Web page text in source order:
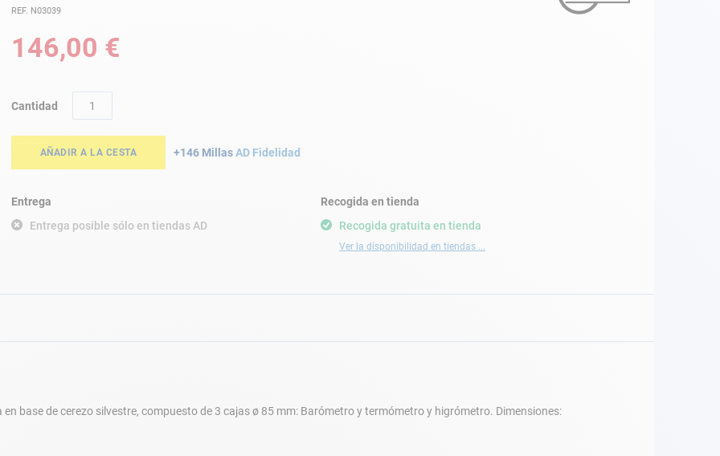
REF. N03039
146,00 €
Cantidad
AÑADIR A LA CESTA +146 MillasAD Fidelidad
Entrega
Entrega posible sólo en tiendas AD
Recogida gratuita en tienda
Ver la disponibilidad en tiendas ...
Recogida en tienda
base de cerezo silvestre, compuesto de 3 cajas ø 85 mm: Barómetro y termómetro y higrómetro. Dimensiones: